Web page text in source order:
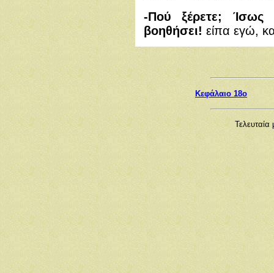
-Πού ξέρετε;
βοηθήσει! είπα εγώ,
Kεφάλαιο 18ο